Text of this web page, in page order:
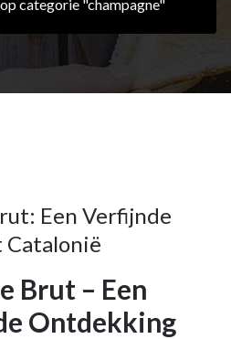
categorie "champagne"
Een Verfijnde
Catalonië
Brut – Een
Ontdekking